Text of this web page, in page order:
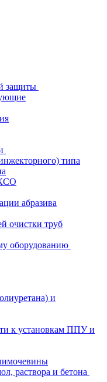
защиты
типа
абразива
очистки труб
оборудованию
и
к установкам ППУ и
раствора и бетона